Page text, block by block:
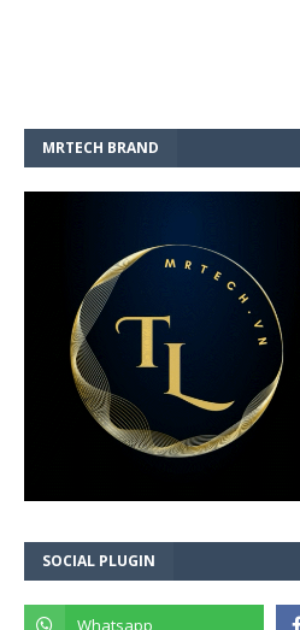
MRTECH BRAND
SOCIAL PLUGIN